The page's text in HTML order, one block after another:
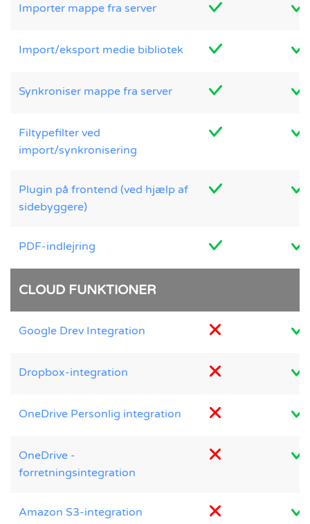
Importer mappe fra server
Import/eksport medie bibliotek
Synkroniser mappe fra server
Filtypefilter ved
import/synkronisering
Plugin på frontend (ved hjælp af
sidebyggere)
PDF-indlejring
CLOUD FUNKTIONER
Google Drev Integration
Dropbox-integration
OneDrive Personlig integration
OneDrive -
forretningsintegration
Amazon S3-integration